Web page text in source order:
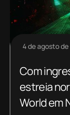
4 de agosto
Com
estreia
World em